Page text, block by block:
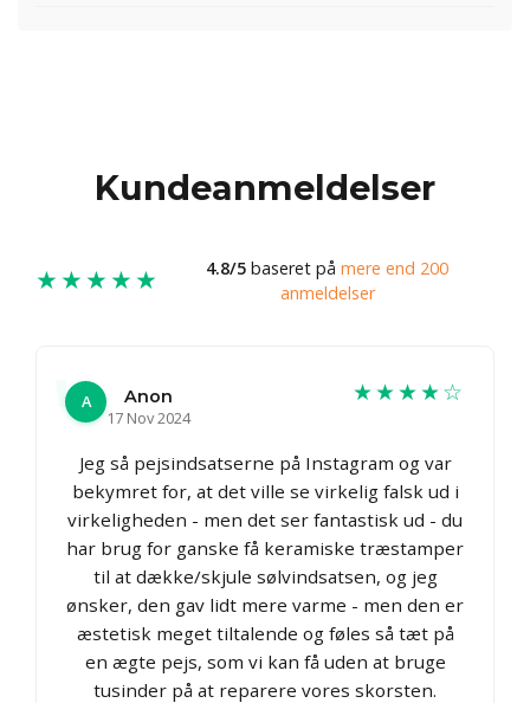
Kundeanmeldelser
★★★★★ 4.8/5 baseret på mere end 200
anmeldelser
A
Anon
17 Nov 2024
★★★★☆
Jeg så pejsindsatserne på Instagram og var
bekymret for, at det ville se virkelig falsk ud i
virkeligheden - men det ser fantastisk ud - du
har brug for ganske få keramiske træstamper
til at dække/skjule sølvindsatsen, og jeg
ønsker, den gav lidt mere varme - men den er
æstetisk meget tiltalende og føles så tæt på
en ægte pejs, som vi kan få uden at bruge
tusinder på at reparere vores skorsten.